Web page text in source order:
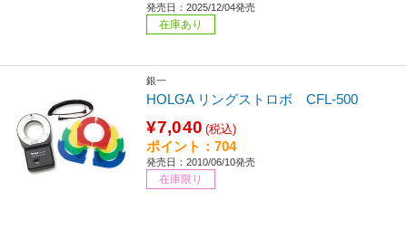
発売日：2025/12/04発売
在庫あり
銀一
HOLGA リングストロボ CFL-500
¥7,040 (税込)
ポイント：704
発売日：2010/06/10発売
在庫限り